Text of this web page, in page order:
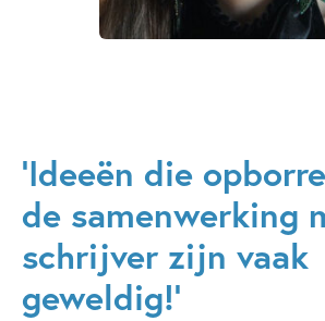
‘Ideeën die
de samenwerking
schrijver zijn vaak
geweldig!’